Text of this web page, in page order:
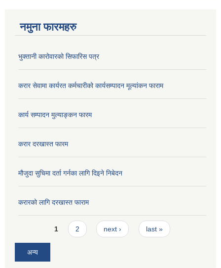
नमुना फारमहरु
भुक्तानी कारोवारको सिफारिस पत्र
करार सेवामा कार्यरत कर्मचारीको कार्यसम्पादन मूल्यांकन फाराम
कार्य सम्पादन मुल्याङ्कन फारम
करार दरखास्त फारम
मौजुदा सुचिमा दर्ता गर्नका लागि दिइने निबेदन
करारको लागि दरखास्त फाराम
Pages1 2 next › last »
अन्य